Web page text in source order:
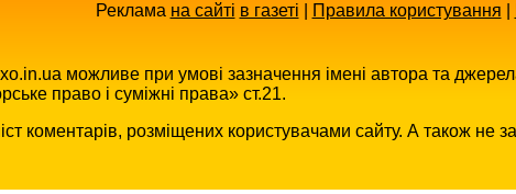
Реклама на сайті в газеті Правила користування
можливе при умові зазначення імені автора та
право і суміжні права» ст.21.
коментарів, розміщених користувачами сайту. А також не